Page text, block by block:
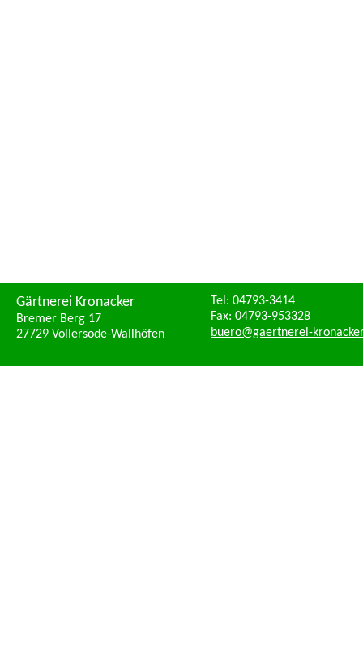
Tel: 04793-3414
Fax: 04793-953328
buero@gaertnerei-
Gärtnerei Kronacker
Bremer Berg 17
27729 Vollersode-Wallhöfen